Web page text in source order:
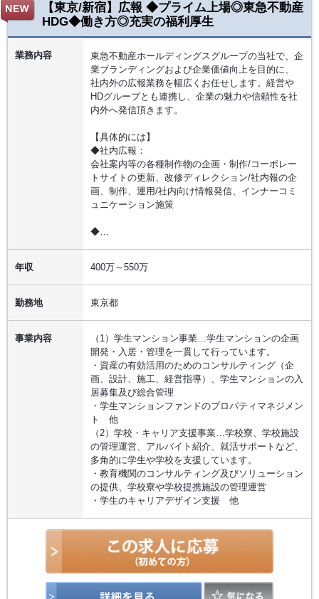
【東京/新宿】広報 ◆プライム上場◎東急不動産
HDG◆働き方◎充実の福利厚生
業務内容
東急不動産ホールディングスグループの当社で、企
業ブランディングおよび企業価値向上を目的に、
社内外の広報業務を幅広くお任せします。経営や
HDグループとも連携し、企業の魅力や信頼性を社
内外へ発信頂きます。
【具体的には】
◆社内広報：
会社案内等の各種制作物の企画・制作/コーポレー
トサイトの更新、改修ディレクション/社内報の企
画、制作、運用/社内向け情報発信、インナーコミ
ュニケーション施策
◆…
年収 400万～550万
勤務地 東京都
事業内容
（1）学生マンション事業…学生マンションの企画
開発・入居・管理を一貫して行っています。
・資産の有効活用のためのコンサルティング（企
画、設計、施工、経営指導）、学生マンションの入
居募集及び総合管理
・学生マンションファンドのプロパティマネジメン
ト 他
（2）学校・キャリア支援事業…学校寮、学校施設
の管理運営、アルバイト紹介、就活サポートなど、
多角的に学生や学校を支援しています。
・教育機関のコンサルティング及びソリューション
の提供、学校寮や学校提携施設の管理運営
・学生のキャリアデザイン支援 他